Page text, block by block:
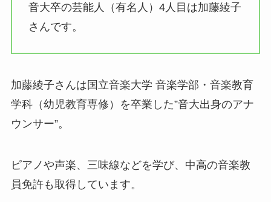
音大卒の芸能人（有名人）4人目は加藤綾子
さんです。
加藤綾子さんは国立音楽大学 音楽学部・音楽教育
学科（幼児教育専修）を卒業した”音大出身のアナ
ウンサー”。
ピアノや声楽、三味線などを学び、中高の音楽教
員免許も取得しています。